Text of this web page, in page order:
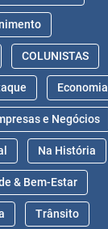
COLUNISTAS
Economia
e Negócios
Na História
& Bem-Estar
Trânsito